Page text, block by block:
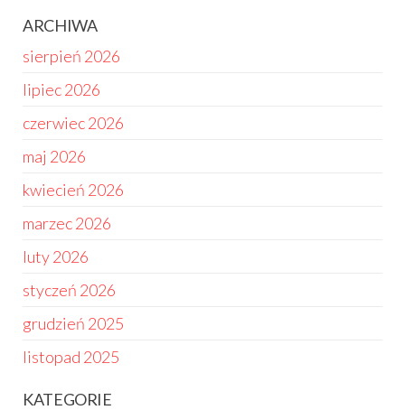
ARCHIWA
sierpień 2026
lipiec 2026
czerwiec 2026
maj 2026
kwiecień 2026
marzec 2026
luty 2026
styczeń 2026
grudzień 2025
listopad 2025
KATEGORIE